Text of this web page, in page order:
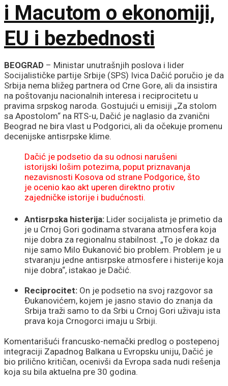
i Macutom o ekonomiji,
EU i bezbednosti
BEOGRAD – Ministar unutrašnjih poslova i lider
Socijalističke partije Srbije (SPS) Ivica Dačić poručio je da
Srbija nema bližeg partnera od Crne Gore, ali da insistira
na poštovanju nacionalnih interesa i reciprocitetu u
pravima srpskog naroda. Gostujući u emisiji „Za stolom
sa Apostolom“ na RTS-u, Dačić je naglasio da zvanični
Beograd ne bira vlast u Podgorici, ali da očekuje promenu
decenijske antisrpske klime.
Dačić je podsetio da su odnosi narušeni
istorijski lošim potezima, poput priznavanja
nezavisnosti Kosova od strane Podgorice, što
je ocenio kao akt uperen direktno protiv
zajedničke istorije i budućnosti.
Antisrpska histerija: Lider socijalista je primetio da
je u Crnoj Gori godinama stvarana atmosfera koja
nije dobra za regionalnu stabilnost. „To je dokaz da
nije samo Milo Đukanović bio problem. Problem je u
stvaranju jedne antisrpske atmosfere i histerije koja
nije dobra“, istakao je Dačić.
Reciprocitet: On je podsetio na svoj razgovor sa
Đukanovićem, kojem je jasno stavio do znanja da
Srbija traži samo to da Srbi u Crnoj Gori uživaju ista
prava koja Crnogorci imaju u Srbiji.
Komentarišući francusko-nemački predlog o postepenoj
integraciji Zapadnog Balkana u Evropsku uniju, Dačić je
bio prilično kritičan, ocenivši da Evropa sada nudi rešenja
koja su bila aktuelna pre 30 godina.